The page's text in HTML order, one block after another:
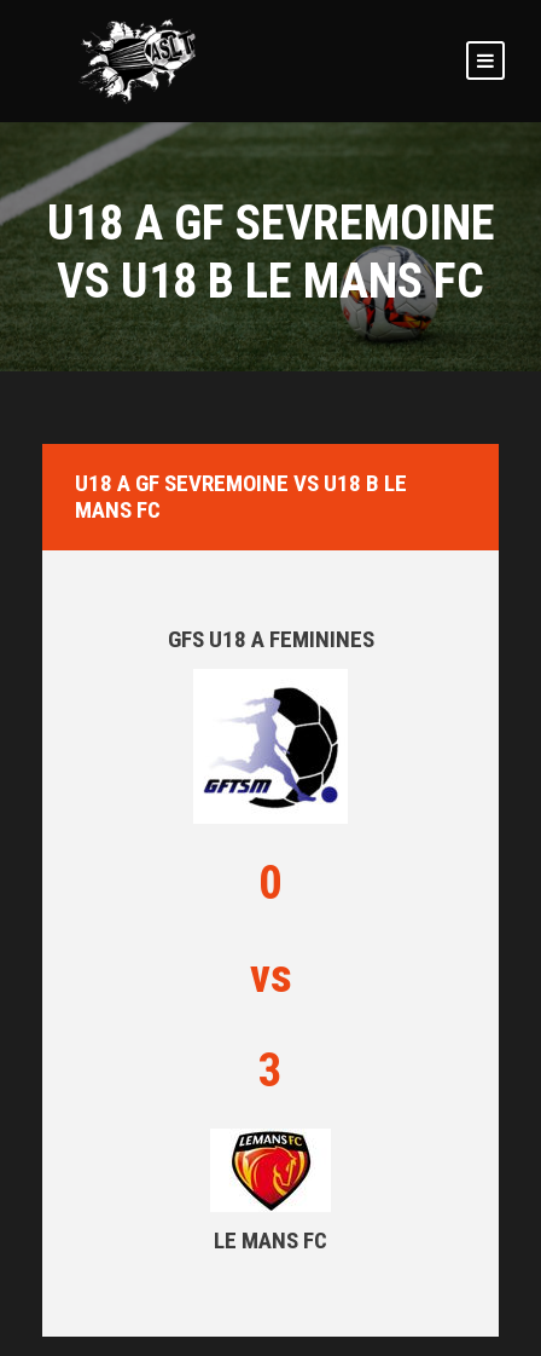
U18 A GF SEVREMOINE
VS U18 B LE MANS FC
U18 A GF SEVREMOINE VS U18 B LE
MANS FC
GFS U18 A FEMININES
0
vs
3
LE MANS FC